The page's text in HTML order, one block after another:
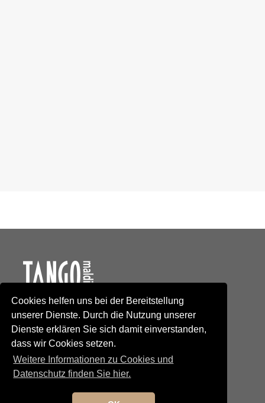
Cookies helfen uns bei der Bereitstellung
unserer Dienste. Durch die Nutzung unserer
Dienste erklären Sie sich damit einverstanden,
dass wir Cookies setzen.
Weitere Informationen zu Cookies und
Datenschutz finden Sie hier.
Newsletteranmeldung
Newsletterabmeldung
Social Media
Neumarkterstrasse 71
81673 München